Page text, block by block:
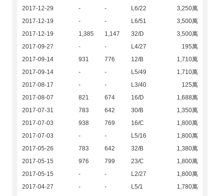
2017-12-29
- - L6/22
3,250萬
2017-12-19
- - L6/51
3,500萬
2017-12-19
1,385 1,147 32/D
3,500萬
2017-09-27
- - L4/27
195萬
2017-09-14
931 776 12/B
1,710萬
2017-09-14
- - L5/49
1,710萬
2017-08-17
- - L3/40
125萬
2017-08-07
821 674 16/D
1,688萬
2017-07-31
783 642 30/B
1,350萬
2017-07-03
938 769 16/C
1,800萬
2017-07-03
- - L5/16
1,800萬
2017-05-26
783 642 32/B
1,380萬
2017-05-15
976 799 23/C
1,800萬
2017-05-15
- - L2/27
1,800萬
2017-04-27
- - L5/1 1,780萬